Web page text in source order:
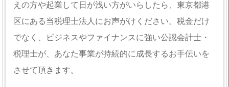
えの方や起業して日が浅い方がいらしたら、東京都港
区にある当税理士法人にお声がけください。税金だけ
でなく、ビジネスやファイナンスに強い公認会計士・
税理士が、あなた事業が持続的に成長するお手伝いを
させて頂きます。